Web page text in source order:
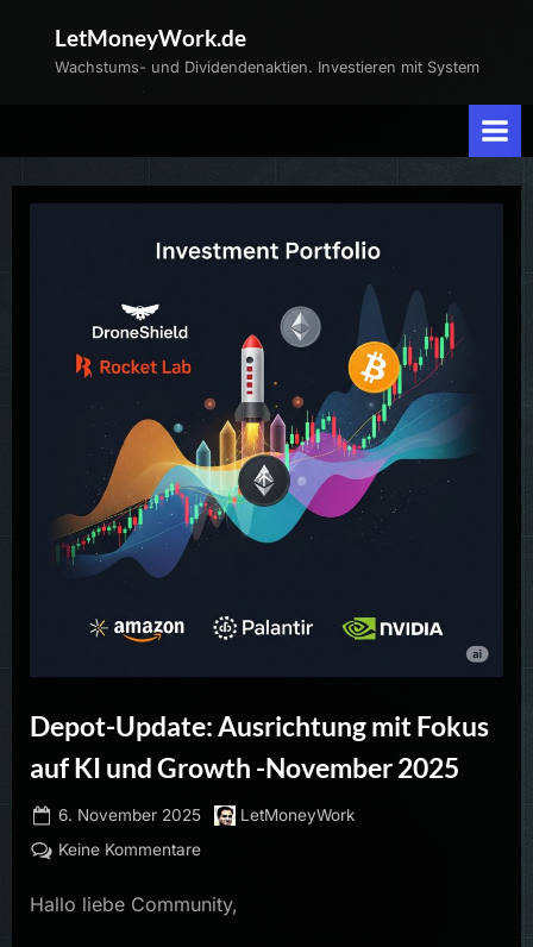
LetMoneyWork.de
Wachstums- und Dividendenaktien. Investieren mit System
Depot-Update: Ausrichtung mit Fokus
auf KI und Growth -November 2025
Posted
on
6. November 2025 By
LetMoneyWork
Keine Kommentarezu
Update:
Hallo liebe Community,